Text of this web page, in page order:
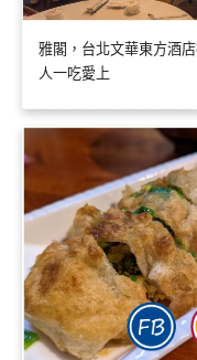
雅閣，台北文華東方酒
人一吃愛上